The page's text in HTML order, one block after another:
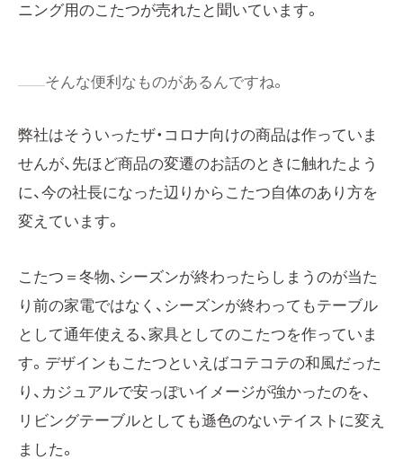
ニング用のこたつが売れたと聞いています。
そんな便利なものがあるんですね。
弊社はそういったザ・コロナ向けの商品は作っていま
せんが、先ほど商品の変遷のお話のときに触れたよう
に、今の社長になった辺りからこたつ自体のあり方を
変えています。
こたつ＝冬物、シーズンが終わったらしまうのが当た
り前の家電ではなく、シーズンが終わってもテーブル
として通年使える、家具としてのこたつを作っていま
す。デザインもこたつといえばコテコテの和風だった
り、カジュアルで安っぽいイメージが強かったのを、
リビングテーブルとしても遜色のないテイストに変え
ました。